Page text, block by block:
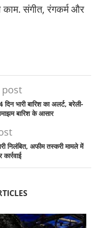
काम. संगीत, रंगकर्म और
भारी बारिश का अलर्ट, बरेली-
बारिश के आसार
निलंबित, अफीम तस्करी मामले में